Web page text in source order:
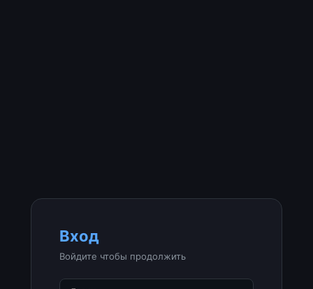
Вход
Войдите чтобы продолжить